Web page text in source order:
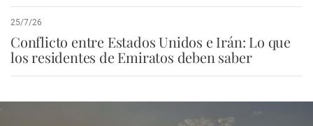
25/7/26
Conflicto entre Estados Unidos e Irán: Lo que
los residentes de Emiratos deben saber